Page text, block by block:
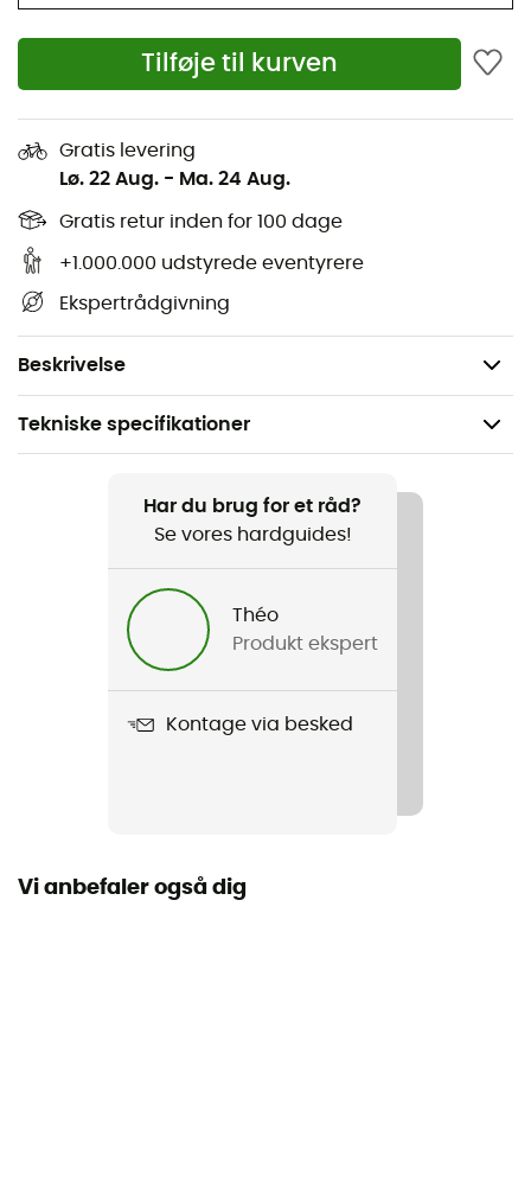
Tilføje til kurven
Gratis levering
Lø. 22 Aug. - Ma. 24 Aug.
Gratis retur inden for 100 dage
+1.000.000 udstyrede eventyrere
Ekspertrådgivning
Beskrivelse
for naturentusiaster, der ikke lader sig stoppe af noget,
ikke engang vinteren!
Isoleret med dun med en fyldkraft på 600 CUIN og
polstring i områder, der er udsat for slid
Justerbar dunhætte
Raglanærmer for nem lagdeling og større
hænderne og en sikker brystlomme
Justerbar lang kant med dun
Tekniske specifikationer
Vandreture / Trekking / Det daglige liv / Ski
Har du brug for et råd?
Se vores hardguides!
Théo
Produkt ekspert
Kontage via besked
Vi anbefaler også dig